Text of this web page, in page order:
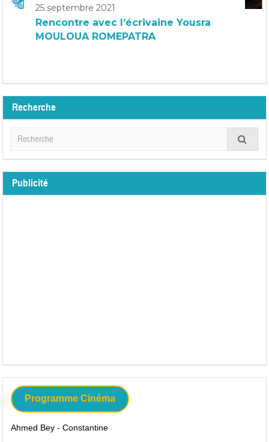
25 septembre 2021
Rencontre avec l’écrivaine Yousra
MOULOUA ROMEPATRA
Recherche
Publicité
Programme Cinéma
Ahmed Bey - Constantine